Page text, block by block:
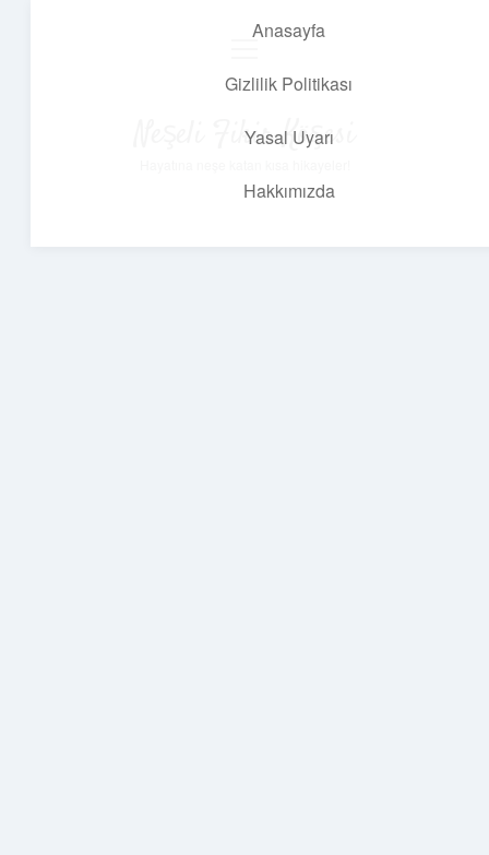
Anasayfa
Gizlilik Politikası
Yasal Uyarı
Hakkımızda
Neşeli Fikir Köşesi